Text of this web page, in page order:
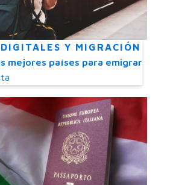
Y MIGRACIÓN
mejores países para emigrar